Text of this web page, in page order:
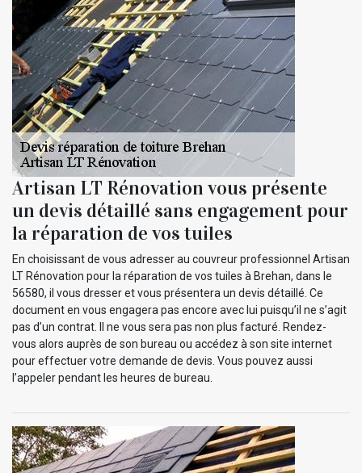
Artisan LT Rénovation vous présente
un devis détaillé sans engagement pour
la réparation de vos tuiles
En choisissant de vous adresser au couvreur professionnel Artisan
LT Rénovation pour la réparation de vos tuiles à Brehan, dans le
56580, il vous dresser et vous présentera un devis détaillé. Ce
document en vous engagera pas encore avec lui puisqu’il ne s’agit
pas d’un contrat. Il ne vous sera pas non plus facturé. Rendez-
vous alors auprès de son bureau ou accédez à son site internet
pour effectuer votre demande de devis. Vous pouvez aussi
l’appeler pendant les heures de bureau.